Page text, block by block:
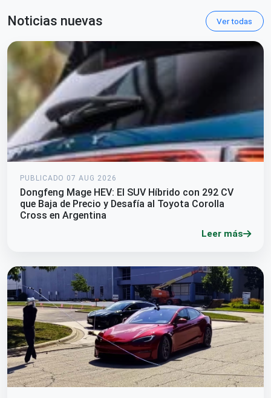
Noticias nuevas Ver todas
PUBLICADO 07 AUG 2026
Dongfeng Mage HEV: El SUV Híbrido con 292 CV
que Baja de Precio y Desafía al Toyota Corolla
Cross en Argentina
Leer más